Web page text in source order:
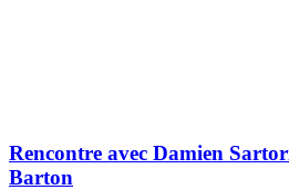
Rencontre avec Damien
Barton